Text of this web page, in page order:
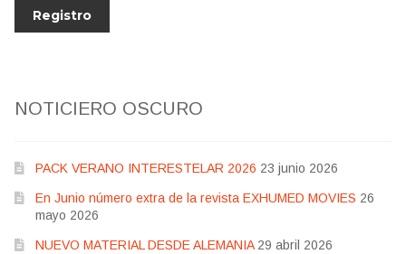
NOTICIERO OSCURO
PACK VERANO INTERESTELAR 2026 23 junio 2026
En Junio número extra de la revista EXHUMED MOVIES 26
mayo 2026
NUEVO MATERIAL DESDE ALEMANIA 29 abril 2026